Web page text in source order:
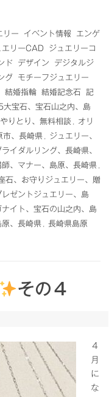
リー イベント情報
エンゲ
エリーCAD
ジュエリーコ
ド デザイン
デジタルジ
グ
モチーフジュエリー
結婚指輪 結婚記念石
記
大宝石、宝石山之内、島
りとり、無料相談
オリ
市、長崎県
ジュエリー、
ライダルリング、長崎県、
、マナー、島原、長崎県
石、お守りジュエリー、贈
ゼントジュエリー、島
イト、宝石の山之内、島
、長崎県
長崎県島原
その４
４
月
に
な